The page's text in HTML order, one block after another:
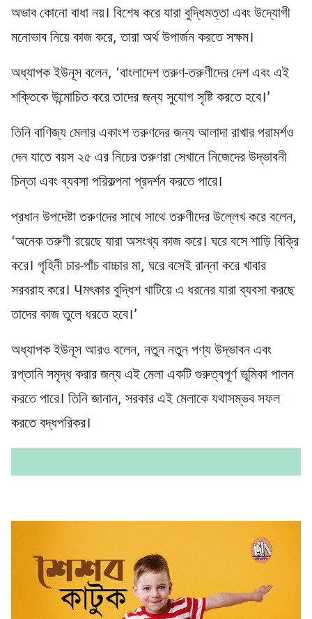
অভাব কোনো বাধা নয়। বিশেষ করে যারা বুদ্ধিমত্তা এবং উদ্যোগী
মনোভাব নিয়ে কাজ করে, তারা অর্থ উপার্জন করতে সক্ষম।
অধ্যাপক ইউনূস বলেন, ‘বাংলাদেশ তরুণ-তরুণীদের দেশ এবং এই
শক্তিকে উন্মোচিত করে তাদের জন্য সুযোগ সৃষ্টি করতে হবে।’
তিনি বাণিজ্য মেলার একাংশ তরুণদের জন্য আলাদা রাখার পরামর্শও
দেন যাতে বয়স ২৫ এর নিচের তরুণরা সেখানে নিজেদের উদ্ভাবনী
চিন্তা এবং ব্যবসা পরিকল্পনা প্রদর্শন করতে পারে।
প্রধান উপদেষ্টা তরুণদের সাথে সাথে তরুণীদের উল্লেখ করে বলেন,
‘অনেক তরুণী রয়েছে যারা অসংখ্য কাজ করে। ঘরে বসে শাড়ি বিক্রি
করে। গৃহিনী চার-পাঁচ বাচ্চার মা, ঘরে বসেই রান্না করে খাবার
সরবরাহ করে। Чমৎকার বুদ্ধিশ খাটিয়ে এ ধরনের যারা ব্যবসা করছে
তাদের কাজ তুলে ধরতে হবে।’
অধ্যাপক ইউনূস আরও বলেন, নতুন নতুন পণ্য উদ্ভাবন এবং
রপ্তানি সমৃদ্ধ করার জন্য এই মেলা একটি গুরুত্বপূর্ণ ভূমিকা পালন
করতে পারে। তিনি জানান, সরকার এই মেলাকে যথাসম্ভব সফল
করতে বদ্ধপরিকর।